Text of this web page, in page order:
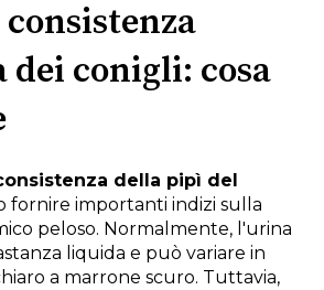
conigli: cosa
della pipì del
fornire importanti indizi sulla
peloso. Normalmente, l'urina
liquida e può variare in
a marrone scuro. Tuttavia,